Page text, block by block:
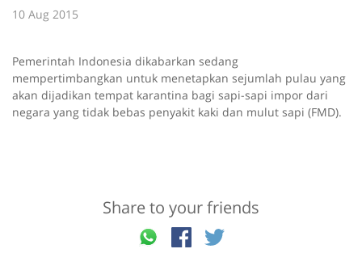
10 Aug 2015
Pemerintah Indonesia dikabarkan sedang
mempertimbangkan untuk menetapkan sejumlah pulau yang
akan dijadikan tempat karantina bagi sapi-sapi impor dari
negara yang tidak bebas penyakit kaki dan mulut sapi (FMD).
Share to your friends